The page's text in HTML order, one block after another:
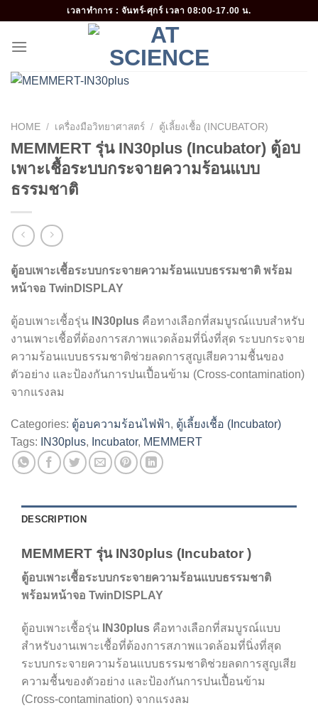
content
เวลาทำการ : จันทร์-ศุกร์ เวลา 08:00-17.00 น.
HOME / เครื่องมือวิทยาศาสตร์ / ตู้เลี้ยงเชื้อ (INCUBATOR)
MEMMERT รุ่น IN30plus (Incubator) ตู้อบ
เพาะเชื้อระบบกระจายความร้อนแบบ
ธรรมชาติ
ตู้อบเพาะเชื้อระบบกระจายความร้อนแบบธรรมชาติ พร้อม
หน้าจอ TwinDISPLAY
ตู้อบเพาะเชื้อรุ่น IN30plus คือทางเลือกที่สมบูรณ์แบบสำหรับ
งานเพาะเชื้อที่ต้องการสภาพแวดล้อมที่นิ่งที่สุด ระบบกระจาย
ความร้อนแบบธรรมชาติช่วยลดการสูญเสียความชื้นของ
ตัวอย่าง และป้องกันการปนเปื้อนข้าม (Cross-contamination)
จากแรงลม
Categories: ตู้อบความร้อนไฟฟ้า, ตู้เลี้ยงเชื้อ (Incubator)
Tags:
IN30plus, Incubator, MEMMERT
DESCRIPTION
MEMMERT รุ่น IN30plus (Incubator )
ตู้อบเพาะเชื้อระบบกระจายความร้อนแบบธรรมชาติ
พร้อมหน้าจอ TwinDISPLAY
ตู้อบเพาะเชื้อรุ่น IN30plus คือทางเลือกที่สมบูรณ์แบบ
สำหรับงานเพาะเชื้อที่ต้องการสภาพแวดล้อมที่นิ่งที่สุด
ระบบกระจายความร้อนแบบธรรมชาติช่วยลดการสูญเสีย
ความชื้นของตัวอย่าง และป้องกันการปนเปื้อนข้าม
(Cross-contamination) จากแรงลม